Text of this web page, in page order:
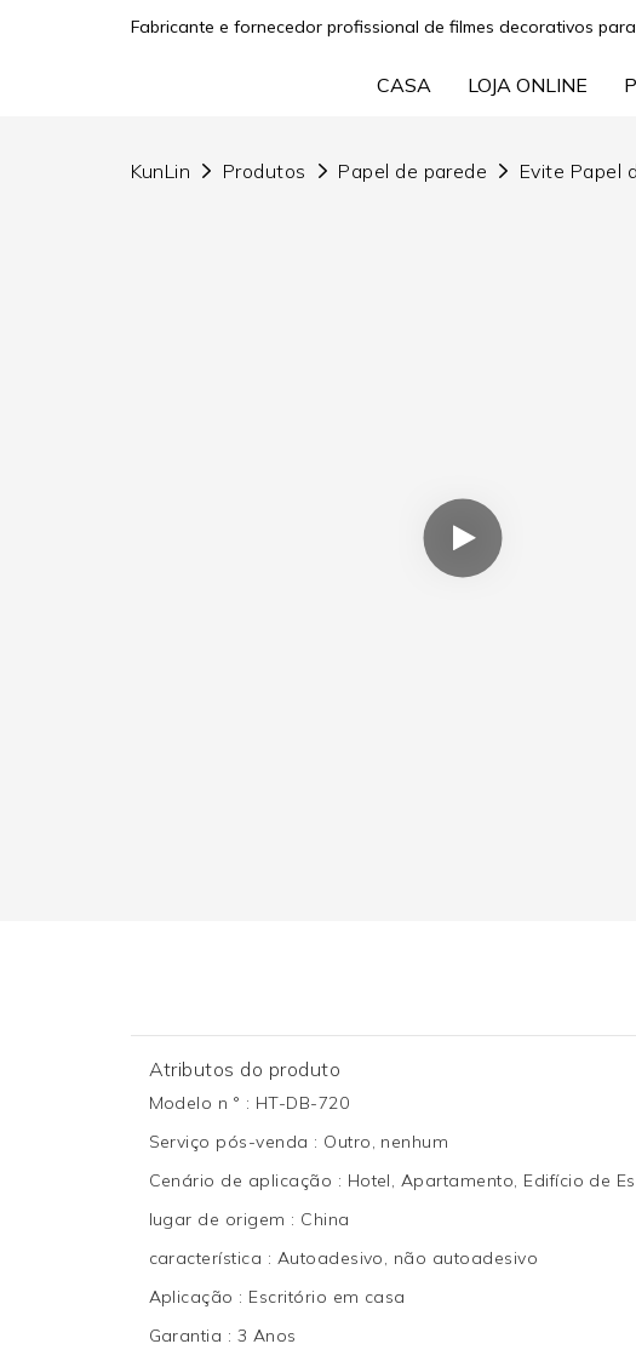
Fabricante e fornecedor profissional de filmes decorativos
CASA LOJA ONLINE
KunLin Produtos Papel de parede Evite Papel
Atributos do produto
Modelo n ° : HT-DB-720
Serviço pós-venda : Outro, nenhum
Cenário de aplicação : Hotel, Apartamento, Edifício de
lugar de origem : China
característica : Autoadesivo, não autoadesivo
Aplicação : Escritório em casa
Garantia : 3 Anos